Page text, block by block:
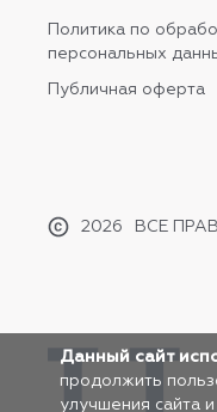
Политика по
персональных
Публичная оферта
2026 ВСЕ
Данный сайт
продолжить
улучшения сайта